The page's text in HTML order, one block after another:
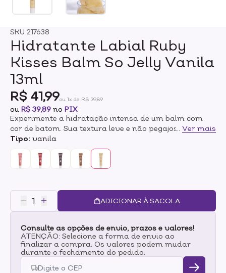
SKU 217638
Hidratante Labial Ruby
Kisses Balm So Jelly Vanila
13ml
R$ 41,99ou 1x de R$ 39,89
ou R$ 39,89 no PIX
Experimente a hidratação intensa de um balm com
cor de batom. Sua textura leve e não pegajosa
proporciona conforto duradouro, enquanto o
aplicador de silicone anatômico garante uma
aplicação fácil e precisa. Enriquecido com Óleo de
Semente de Jojoba, Ácido Hialurônico, Manteiga de
hidratação profunda e prolongada. Pode ser usado
sozinho ou combinado com lápis de boca para um
acabamento perfeito.
Ver mais
Tipo: vanila
ADICIONAR À SACOLA
Consulte as opções de envio, prazos e valores!
ATENÇÃO: Selecione a forma de envio ao
finalizar a compra. Os valores podem mudar
durante o fechamento do pedido.